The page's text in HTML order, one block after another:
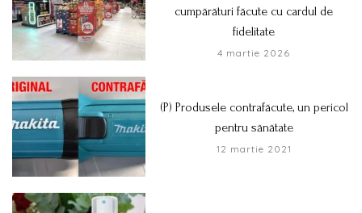
cumpărături făcute cu cardul de
fidelitate
4 martie 2026
(P) Produsele contrafăcute, un pericol
pentru sănătate
12 martie 2021